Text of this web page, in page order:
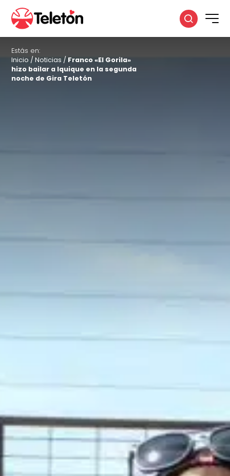
Estás en:
Inicio /Noticias / Franco «El Gorila»
hizo bailar a Iquique en la segunda
noche de Gira Teletón